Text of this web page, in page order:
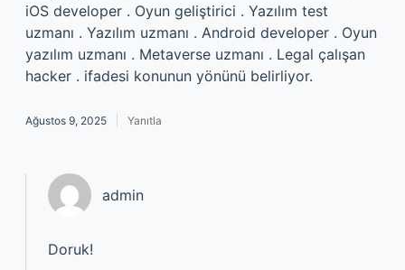
iOS developer . Oyun geliştirici . Yazılım test
uzmanı . Yazılım uzmanı . Android developer . Oyun
yazılım uzmanı . Metaverse uzmanı . Legal çalışan
hacker . ifadesi konunun yönünü belirliyor.
Ağustos 9, 2025 Yanıtla
admin
Doruk!